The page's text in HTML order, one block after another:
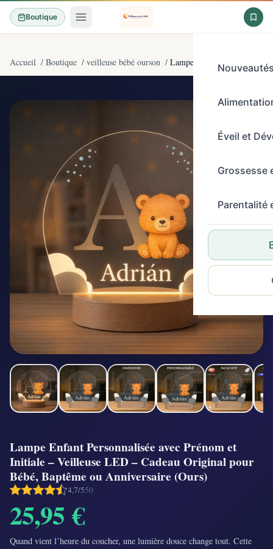
Boutique
Éveil et
Grossesse
Parentalité
Accueil / Boutique / veilleuse bébé ourson / Lampe Enfant
Lampe Enfant Personnalisée avec Prénom et
Initiale – Veilleuse LED – Cadeau Original pour
Bébé, Baptême ou Anniversaire (Ours)
4,7/550
25,95 €
Quand vient l’heure du coucher, une lumière douce change tout. Cette